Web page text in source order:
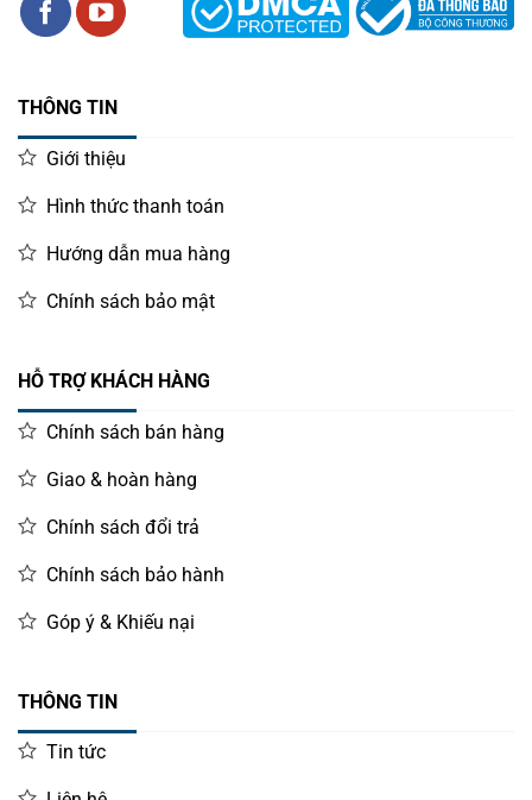
THÔNG TIN
Giới thiệu
Hình thức thanh toán
Hướng dẫn mua hàng
Chính sách bảo mật
HỖ TRỢ KHÁCH HÀNG
Chính sách bán hàng
Giao & hoàn hàng
Chính sách đổi trả
Chính sách bảo hành
Góp ý & Khiếu nại
THÔNG TIN
Tin tức